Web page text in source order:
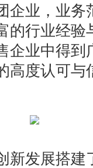
企业，业务
的行业经
企业中得到
高度认可与
新发展搭建